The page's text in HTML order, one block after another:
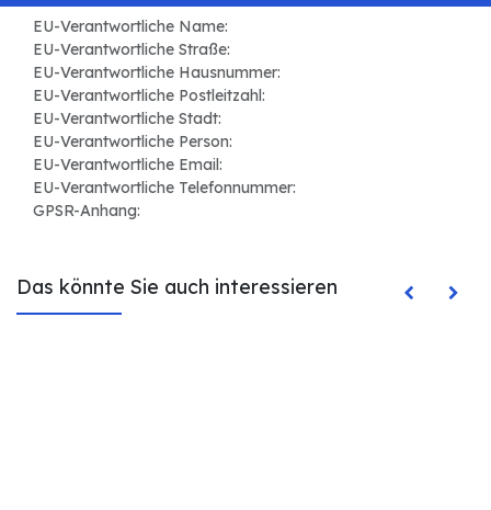
EU-Verantwortliche Name:
EU-Verantwortliche Straße:
EU-Verantwortliche Hausnummer:
EU-Verantwortliche Postleitzahl:
EU-Verantwortliche Stadt:
EU-Verantwortliche Person:
EU-Verantwortliche Email:
EU-Verantwortliche Telefonnummer:
GPSR-Anhang:
Das könnte Sie auch interessieren